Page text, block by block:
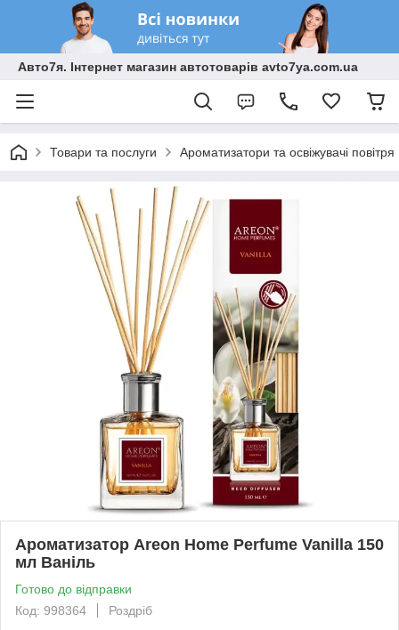
Авто7я. Інтернет магазин автотоварів avto7ya.com.ua
Товари та послуги Ароматизатори та освіжувачі повітря
Ароматизатор Areon Home Perfume Vanilla 150
мл Ваніль
Готово до відправки
Код: 998364
Роздріб